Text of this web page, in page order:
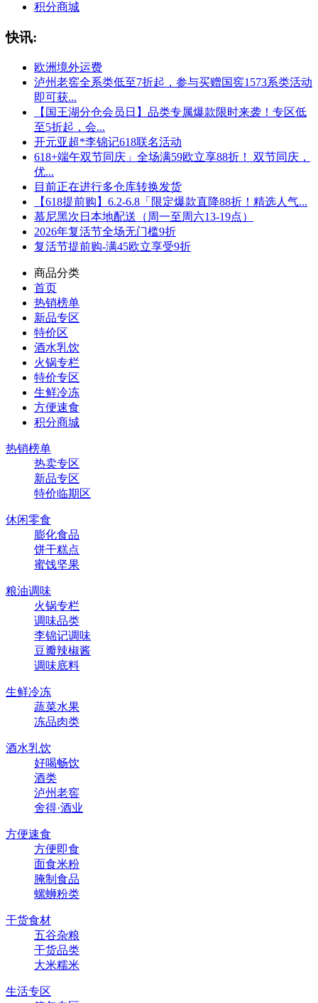
积分商城
快讯:
欧洲境外运费
泸州老窖全系类低至7折起，参与买赠国窖1573系类活动
即可获...
【国王湖分仓会员日】品类专属爆款限时来袭！专区低
至5折起，会...
开元亚超*李锦记618联名活动
618+端午双节同庆」全场满59欧立享88折！ 双节同庆，
优...
目前正在进行多仓库转换发货
【618提前购】6.2-6.8「限定爆款直降88折！精选人气...
慕尼黑次日本地配送（周一至周六13-19点）
2026年复活节全场无门槛9折
复活节提前购-满45欧立享受9折
商品分类
首页
热销榜单
新品专区
特价区
酒水乳饮
火锅专栏
特价专区
生鲜冷冻
方便速食
积分商城
热销榜单
热卖专区
新品专区
特价临期区
休闲零食
膨化食品
饼干糕点
蜜饯坚果
粮油调味
火锅专栏
调味品类
李锦记调味
豆瓣辣椒酱
调味底料
生鲜冷冻
蔬菜水果
冻品肉类
酒水乳饮
好喝畅饮
酒类
泸州老窖
舍得·酒业
方便速食
方便即食
面食米粉
腌制食品
螺蛳粉类
干货食材
五谷杂粮
干货品类
大米糯米
生活专区